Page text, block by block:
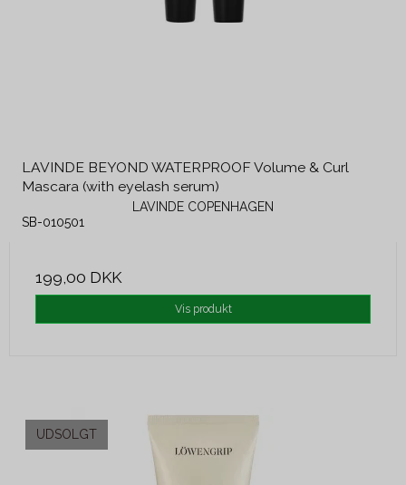
LAVINDE BEYOND WATERPROOF Volume & Curl
Mascara (with eyelash serum)
LAVINDE COPENHAGEN
SB-010501
199,00 DKK
Vis produkt
UDSOLGT